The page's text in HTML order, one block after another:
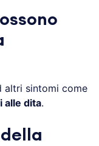
altri sintomi come
alle dita.